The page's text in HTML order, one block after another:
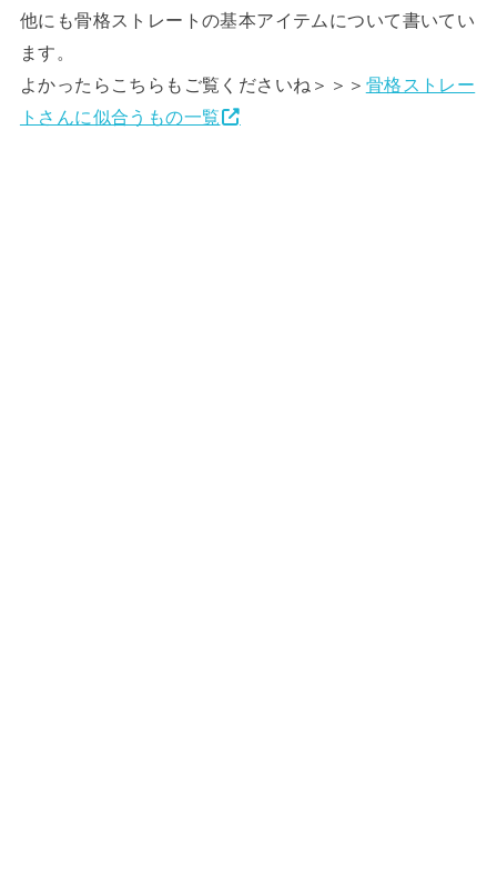
他にも骨格ストレートの基本アイテムについて書いてい
ます。
よかったらこちらもご覧くださいね＞＞＞ 骨格ストレー
トさんに似合うもの一覧